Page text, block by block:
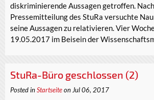
diskriminierende Aussagen getroffen.
Pressemitteilung des StuRa versuchte
seine Aussagen zu relativieren. Vier
19.05.2017 im Beisein der
StuRa-Büro geschlossen (2)
Posted inStartseiteon Jul 06, 2017